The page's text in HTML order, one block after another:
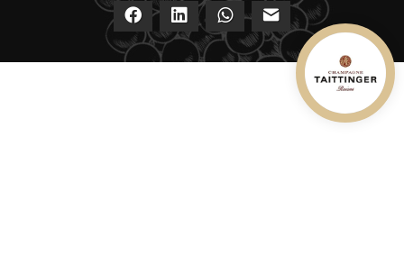
Facebook LinkedIn WhatsApp E-mail